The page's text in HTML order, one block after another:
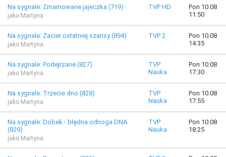
Na sygnale: Zmarnowane jajeczka (719)
jako Martyna
TVP HD
Pon 10.08
11:50
Na sygnale: Zacier ostatniej szansy (894)
jako Martyna
TVP 2
Pon 10.08
14:35
Na sygnale: Podejrzane (827)
jako Martyna
TVP
Nauka
Pon 10.08
17:30
Na sygnale: Trzecie dno (828)
jako Martyna
TVP
Nauka
Pon 10.08
17:55
Na sygnale: Dobek - błędna odnoga DNA
(829)
jako Martyna
TVP
Nauka
Pon 10.08
18:25